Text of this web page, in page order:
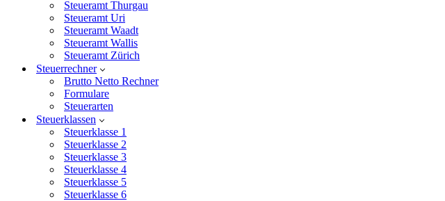
Steueramt Thurgau
Steueramt Uri
Steueramt Waadt
Steueramt Wallis
Steueramt Zürich
Steuerrechner
Brutto Netto Rechner
Formulare
Steuerarten
Steuerklassen
Steuerklasse 1
Steuerklasse 2
Steuerklasse 3
Steuerklasse 4
Steuerklasse 5
Steuerklasse 6